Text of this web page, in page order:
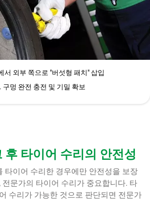
서 외부 쪽으로 "버섯형 패치" 삽입
구멍 완전 충전 및 기밀 확보
후 타이어 수리의 안전성
타이어 수리한 경우에만 안전성을 보장
전문가의 타이어 수리가 중요합니다. 타
수리가 가능한 것으로 판단되면 전문가